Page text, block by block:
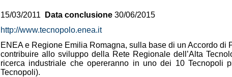
15/03/2011 Data conclusione 30/06/2015
http://www.tecnopolo.enea.it
ENEA e Regione Emilia Romagna, sulla base di un Accordo di
contribuire allo sviluppo della Rete Regionale dell’Alta
ricerca industriale che opereranno in uno dei 10 Tecnopoli
Tecnopoli).